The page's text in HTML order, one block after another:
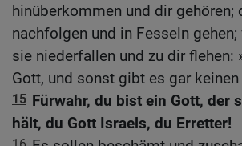
hinüberkommen und dir gehören;
nachfolgen und in Fesseln
sie niederfallen und zu dir flehen:
Gott, und sonst gibt es gar keinen
15 Fürwahr, du bist ein Gott, der
hält, du Gott Israels, du Erretter!